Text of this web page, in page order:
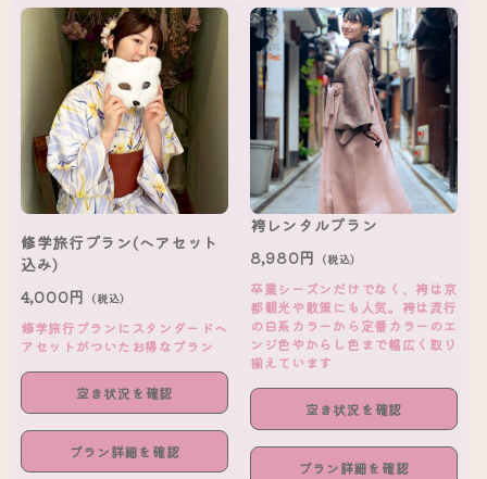
修学旅行プラン(ヘアセット
込み)
4,000円 （税込）
修学旅行プランにスタンダードヘ
アセットがついたお得なプラン
空き状況を確認
プラン詳細を確認
袴レンタルプラン
8,980円 （税込）
卒業シーズンだけでなく、袴は京
都観光や散策にも人気。袴は流行
の白系カラーから定番カラーのエ
ンジ色やからし色まで幅広く取り
揃えています
空き状況を確認
プラン詳細を確認